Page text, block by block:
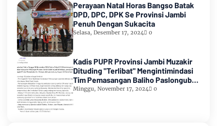
Perayaan Natal Horas Bangso Batak
DPD, DPC, DPK Se Provinsi Jambi
Penuh Dengan Sukacita
Selasa, Desember 17, 2024 0
Kadis PUPR Provinsi Jambi Muzakir
Dituding "Terlibat" Mengintimindasi
Tim Pemasangan Baliho Paslongub
Romi-Sudirman
Minggu, November 17, 2024 0